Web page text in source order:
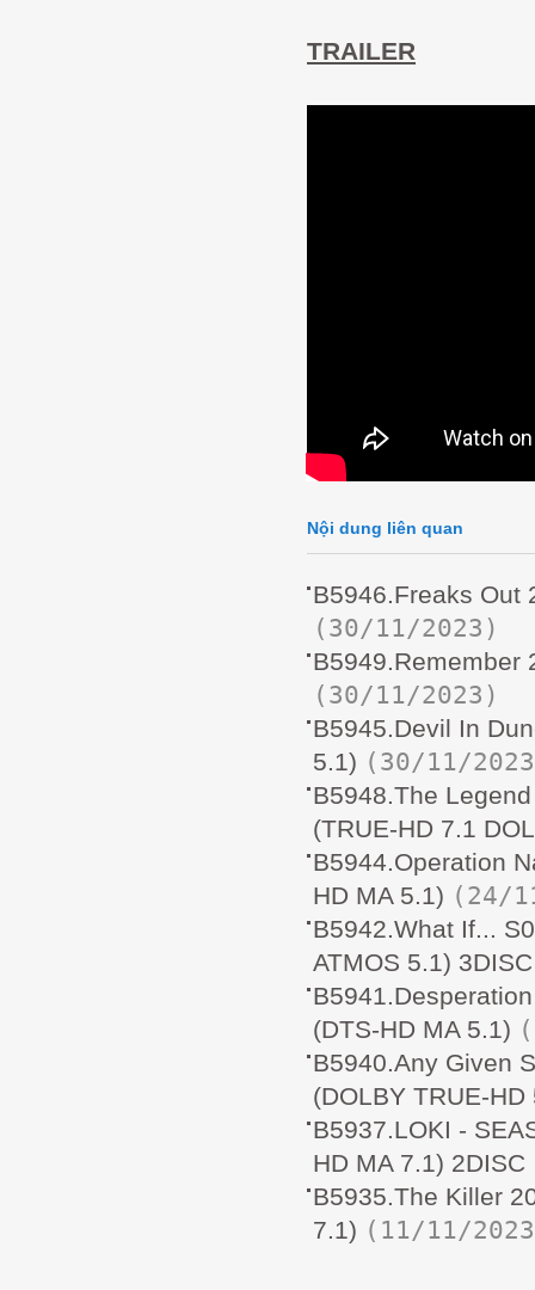
TRAILER
Nội dung liên quan
B5946.Freaks Out
(30/11/2023)
B5949.Remember
(30/11/2023)
B5945.Devil In
5.1) (30/11/
B5948.The
(TRUE-HD 7.1
B5944.Operation
HD MA 5.1) (24/
B5942.What If...
ATMOS 5.1) 3DISC
(DTS-HD MA 5.1)
B5940.Any Given
(DOLBY TRUE-HD
B5937.LOKI -
HD MA 7.1) 2DISC
B5935.The Killer
7.1) (11/11/